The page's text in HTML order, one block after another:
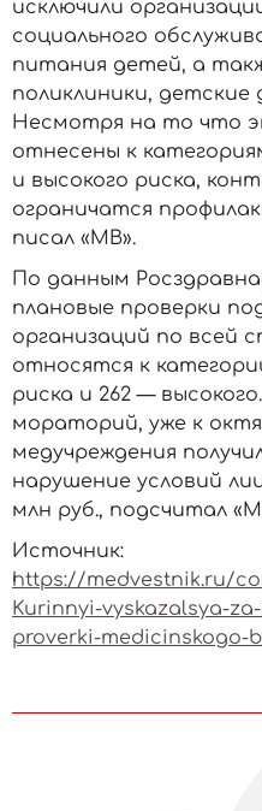
исключили
социального
питания детей, а
поликлиники,
Несмотря на то что
отнесены к
и высокого риска,
ограничатся
писал «МВ».
По данным
плановые проверки
организаций по всей
относятся к
риска и 262 —
мораторий, уже к
медучреждения
нарушение условий
млн руб., подсчитал
Источник:
https://medvestnik.ru/
Kurinnyi-vyskazalsya-
proverki-medicinskogo-